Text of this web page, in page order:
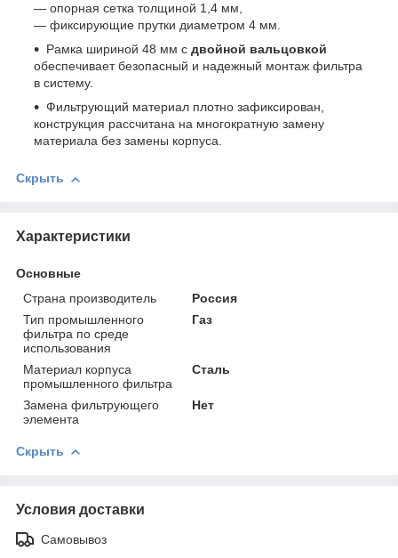
— опорная сетка толщиной 1,4 мм,
— фиксирующие прутки диаметром 4 мм.
Рамка шириной 48 мм с двойной вальцовкой
обеспечивает безопасный и надежный монтаж фильтра
в систему.
Фильтрующий материал плотно зафиксирован,
конструкция рассчитана на многократную замену
материала без замены корпуса.
Скрыть
Характеристики
Основные
Страна производитель
Россия
Тип промышленного
фильтра по среде
использования
Газ
Материал корпуса
промышленного фильтра
Сталь
Замена фильтрующего
элемента
Нет
Скрыть
Условия доставки
Самовывоз